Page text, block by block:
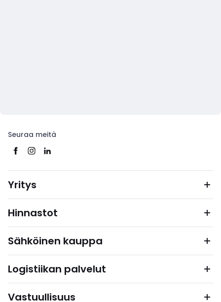
Seuraa meitä
Yritys
Hinnastot
Sähköinen kauppa
Logistiikan palvelut
Vastuullisuus